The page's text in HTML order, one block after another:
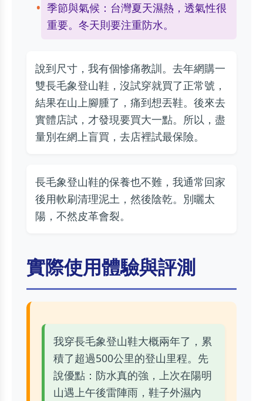
季節與氣候：台灣夏天濕熱，透氣性很
重要。冬天則要注重防水。
說到尺寸，我有個慘痛教訓。去年網購一
雙長毛象登山鞋，沒試穿就買了正常號，
結果在山上腳腫了，痛到想丟鞋。後來去
實體店試，才發現要買大一點。所以，盡
量別在網上盲買，去店裡試最保險。
長毛象登山鞋的保養也不難，我通常回家
後用軟刷清理泥土，然後陰乾。別曬太
陽，不然皮革會裂。
實際使用體驗與評測
我穿長毛象登山鞋大概兩年了，累
積了超過500公里的登山里程。先
說優點：防水真的強，上次在陽明
山遇上午後雷陣雨，鞋子外濕內